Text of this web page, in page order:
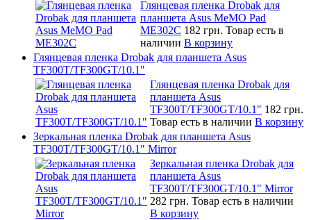
Глянцевая пленка Drobak для
планшета Asus MeMO Pad
ME302C 182 грн. Товар есть в
наличии В корзину
Глянцевая пленка Drobak для планшета Asus
TF300T/TF300GT/10.1"
Глянцевая пленка Drobak для
планшета Asus
TF300T/TF300GT/10.1" 182 грн.
Товар есть в наличии В корзину
Зеркальная пленка Drobak для планшета Asus
TF300T/TF300GT/10.1" Mirror
Зеркальная пленка Drobak для
планшета Asus
TF300T/TF300GT/10.1" Mirror
282 грн. Товар есть в наличии
В корзину